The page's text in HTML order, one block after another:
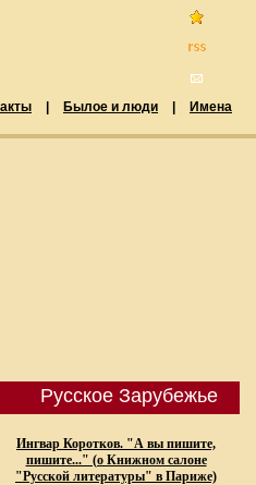
Былое и люди
Имена
Русское Зарубежье
Ингвар Коротков. "А вы пишите,
пишите..." (о Книжном салоне
"Русской литературы" в Париже)